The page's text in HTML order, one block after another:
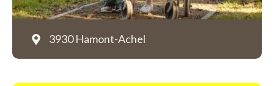
3930 Hamont-Achel